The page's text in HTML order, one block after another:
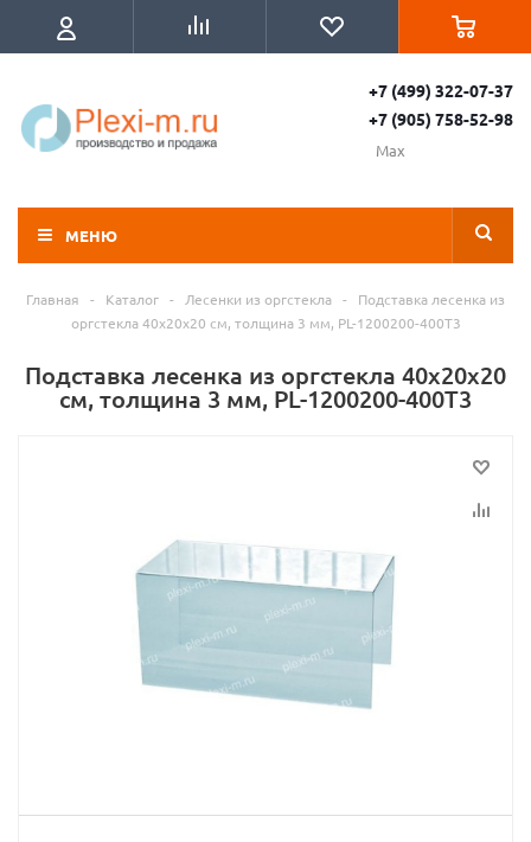
+7 (499) 322-07-37
+7 (905) 758-52-98
Max
МЕНЮ
Главная - Каталог - Лесенки из оргстекла -
Подставка лесенка из
оргстекла 40x20х20 см, толщина 3 мм, PL-1200200-400T3
Подставка лесенка из оргстекла 40x20х20
см, толщина 3 мм, PL-1200200-400T3